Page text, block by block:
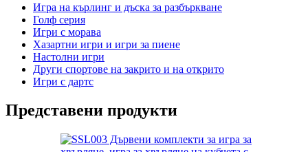
Игра на кърлинг и дъска за разбъркване
Голф серия
Игри с морава
Хазартни игри и игри за пиене
Настолни игри
Други спортове на закрито и на открито
Игри с дартс
Представени продукти